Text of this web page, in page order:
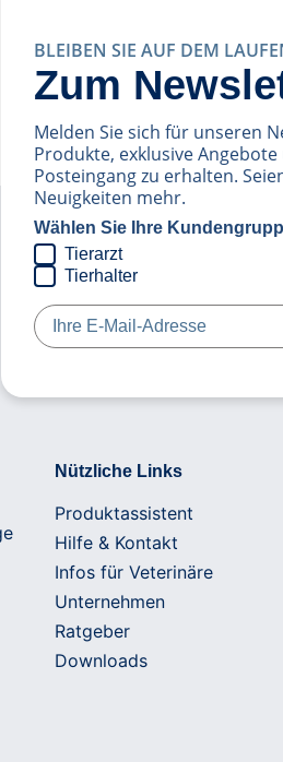
BLEIBEN SIE AUF DEM
Zum
Melden Sie sich für unseren
Produkte, exklusive
Posteingang zu erhalten.
Neuigkeiten mehr.
Wählen Sie Ihre
Tierarzt
Tierhalter
Nützliche Links
Produktassistent
Hilfe & Kontakt
Infos für Veterinäre
Unternehmen
Ratgeber
Downloads